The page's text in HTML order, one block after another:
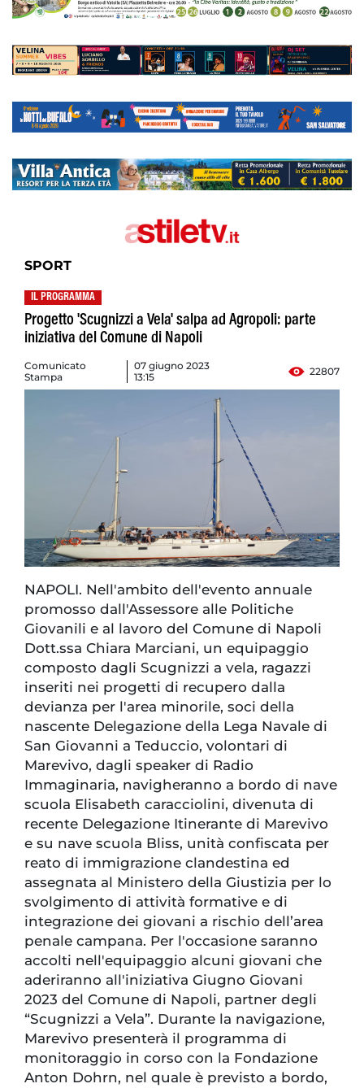
SPORT
IL PROGRAMMA
Progetto 'Scugnizzi a Vela' salpa ad Agropoli: parte
iniziativa del Comune di Napoli
Comunicato
Stampa
07 giugno 2023
13:15
22807
NAPOLI. Nell'ambito dell'evento annuale
promosso dall'Assessore alle Politiche
Giovanili e al lavoro del Comune di Napoli
Dott.ssa Chiara Marciani, un equipaggio
composto dagli Scugnizzi a vela, ragazzi
inseriti nei progetti di recupero dalla
devianza per l'area minorile, soci della
nascente Delegazione della Lega Navale di
San Giovanni a Teduccio, volontari di
Marevivo, dagli speaker di Radio
Immaginaria, navigheranno a bordo di nave
scuola Elisabeth caracciolini, divenuta di
recente Delegazione Itinerante di Marevivo
e su nave scuola Bliss, unità confiscata per
reato di immigrazione clandestina ed
assegnata al Ministero della Giustizia per lo
svolgimento di attività formative e di
integrazione dei giovani a rischio dell’area
penale campana. Per l'occasione saranno
accolti nell'equipaggio alcuni giovani che
aderiranno all'iniziativa Giugno Giovani
2023 del Comune di Napoli, partner degli
“Scugnizzi a Vela”. Durante la navigazione,
Marevivo presenterà il programma di
monitoraggio in corso con la Fondazione
Anton Dohrn, nel quale è previsto a bordo,